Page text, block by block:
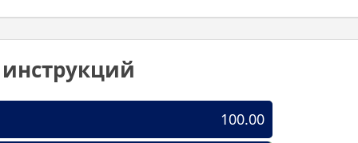
100.00